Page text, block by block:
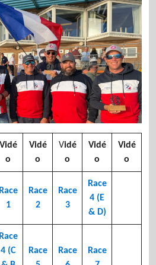
Vidé
o
Vidé
o
Vidé
o
Vidé
o
Vidé
o
Race
1
Race
2
Race
3
Race
4 (E
& D)
Race
4 (C
Race
Race
Race